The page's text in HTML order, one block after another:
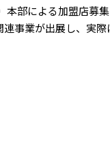
部による加盟店募
事業が出展し、実